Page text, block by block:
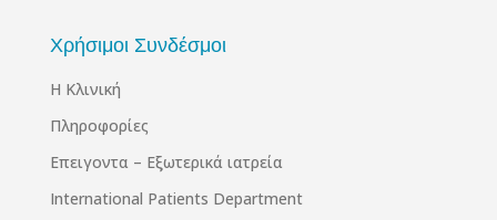
Χρήσιμοι Συνδέσμοι
Η Κλινική
Πληροφορίες
Επειγοντα – Εξωτερικά ιατρεία
International Patients Department